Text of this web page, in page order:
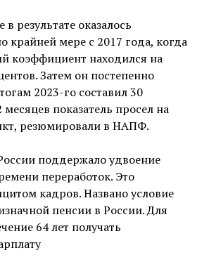
результате оказалось
мере с 2017 года, когда
коэффициент находился на
Затем он постепенно
2023-го составил 30
месяцев показатель просел на
резюмировали в НАПФ.
поддержало удвоение
переработок. Это
кадров. Названо условие
пенсии в России. Для
64 лет получать